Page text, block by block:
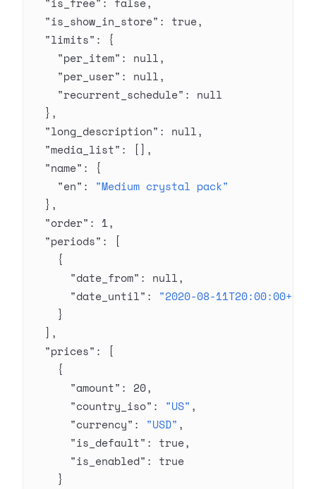
  "is_show_in_store"
: true,
  "limits"
: {
    "per_item"
: null,
    "per_user"
: null,
    "recurrent_schedule"
: null
  },
  "long_description"
: null,
  "media_list"
: [],
  "name"
: {
    "en"
: "Medium crystal pack"
  },
  "order"
: 1,
  "periods"
: [
    {
      "date_from"
: null,
      "date_until"
: "2020-08-
    }
  ],
  "prices"
: [
    {
      "amount"
: 20,
      "country_iso"
: "US" ,
      "currency"
: "USD" ,
      "is_default"
: true,
      "is_enabled"
: true
    }